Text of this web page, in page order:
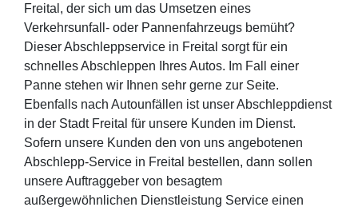
Freital, der sich um das Umsetzen eines
Verkehrsunfall- oder Pannenfahrzeugs bemüht?
Dieser Abschleppservice in Freital sorgt für ein
schnelles Abschleppen Ihres Autos. Im Fall einer
Panne stehen wir Ihnen sehr gerne zur Seite.
Ebenfalls nach Autounfällen ist unser Abschleppdienst
in der Stadt Freital für unsere Kunden im Dienst.
Sofern unsere Kunden den von uns angebotenen
Abschlepp-Service in Freital bestellen, dann sollen
unsere Auftraggeber von besagtem
außergewöhnlichen Dienstleistung Service einen